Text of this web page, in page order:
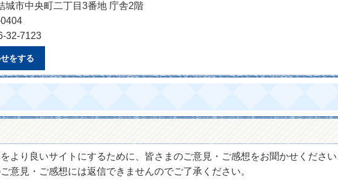
城市中央町二丁目3番地 庁舎2階
32-7123
をする
より良いサイトにするために、皆さまのご意見・ご感想をお聞かせくださ
意見・ご感想には返信できませんのでご了承ください。